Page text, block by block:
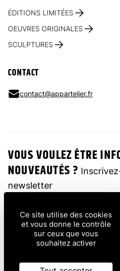
ÉDITIONS LIMITÉES
OEUVRES ORIGINALES
SCULPTURES
CONTACT
contact@appartelier.fr
VOUS VOULEZ ÊTRE
NOUVEAUTÉS ?
newsletter
Adresse e-mail
Les informations recueillies à
transmises à l'entreprise pour la
politique de confidentialité.
Ce site utilise des cookies
et vous donne le contrôle
sur ceux que vous
souhaitez activer